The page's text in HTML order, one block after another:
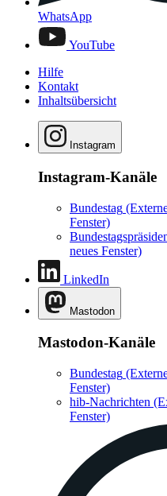
WhatsApp
YouTube
Hilfe
Kontakt
Inhaltsübersicht
Instagram
Instagram-Kanäle
Bundestag
Fenster)
neues Fenster)
LinkedIn
Mastodon
Mastodon-Kanäle
Bundestag
Fenster)
hib-Nachrichten
Fenster)